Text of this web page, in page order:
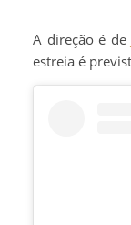
A direção é de
estreia é